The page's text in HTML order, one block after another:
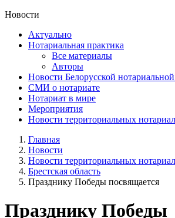
Новости
Актуально
Нотариальная практика
Все материалы
Авторы
Новости Белорусской
СМИ о нотариате
Нотариат в мире
Мероприятия
Новости территориальных
Главная
Новости
Новости территориальных
Брестская область
Празднику Победы посвящается
Празднику Победы